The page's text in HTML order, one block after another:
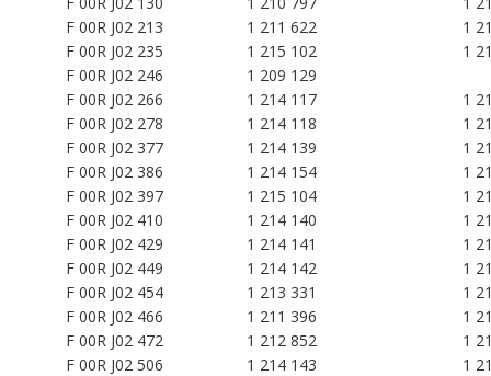
F 00R J02 213
1 211 622
1
F 00R J02 235
1 215 102
1
F 00R J02 246
1 209 129
F 00R J02 266
1 214 117
1
F 00R J02 278
1 214 118
1
F 00R J02 377
1 214 139
1
F 00R J02 386
1 214 154
1
F 00R J02 397
1 215 104
1
F 00R J02 410
1 214 140
1
F 00R J02 429
1 214 141
1
F 00R J02 449
1 214 142
1
F 00R J02 454
1 213 331
1
F 00R J02 466
1 211 396
1
F 00R J02 472
1 212 852
1
F 00R J02 506
1 214 143
1